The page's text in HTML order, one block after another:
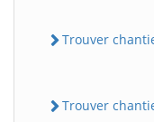
Trouver
Trouver